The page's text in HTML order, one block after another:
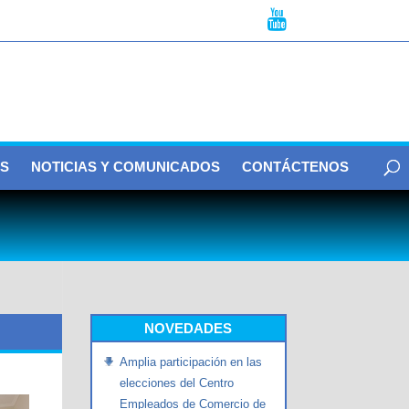
NOTICIAS Y COMUNICADOS CONTÁCTENOS
NOVEDADES
Amplia participación en las
elecciones del Centro
Empleados de Comercio de